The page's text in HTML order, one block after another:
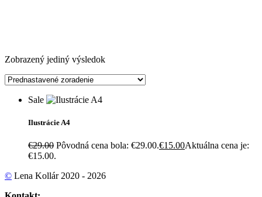
Zobrazený jediný výsledok
Sale
Ilustrácie A4
€29.00 Pôvodná cena bola: €29.00.€15.00Aktuálna cena je:
€15.00.
© Lena Kollár 2020 - 2026